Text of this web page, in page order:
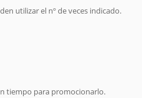
utilizar el nº de veces indicado.
tiempo para promocionarlo.